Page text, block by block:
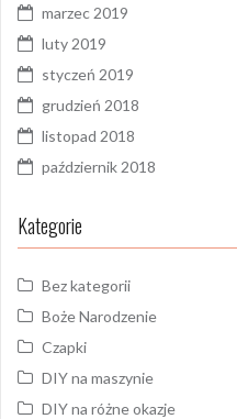
marzec 2019
luty 2019
styczeń 2019
grudzień 2018
listopad 2018
październik 2018
Kategorie
Bez kategorii
Boże Narodzenie
Czapki
DIY na maszynie
DIY na różne okazje